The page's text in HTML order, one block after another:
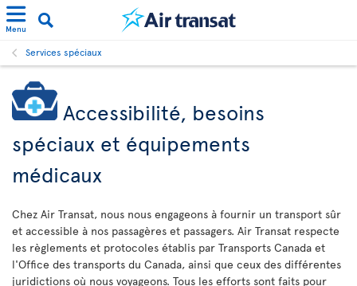
Menu
Services spéciaux
Accessibilité, besoins
spéciaux et équipements
médicaux
Chez Air Transat, nous nous engageons à fournir un transport sûr
et accessible à nos passagères et passagers. Air Transat respecte
les règlements et protocoles établis par Transports Canada et
l'Office des transports du Canada, ainsi que ceux des différentes
juridictions où nous voyageons. Tous les efforts sont faits pour